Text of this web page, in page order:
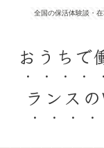
全国の保活体験談・
おうち
ランス